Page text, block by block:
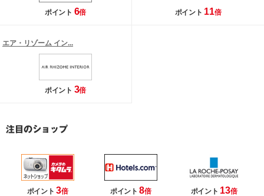
ポイント 6倍 ポイント 11倍
エア・リゾーム イン...
ポイント 3倍
ポイント3倍 ポイント8倍 ポイント 13倍